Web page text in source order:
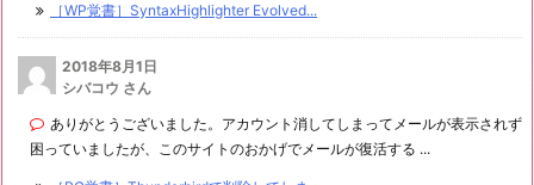
［WP覚書］SyntaxHighlighter Evolved...
2018年8月1日
シバコウ さん
ありがとうございました。アカウント消してしまってメールが表示されず
困っていましたが、このサイトのおかげでメールが復活する ...